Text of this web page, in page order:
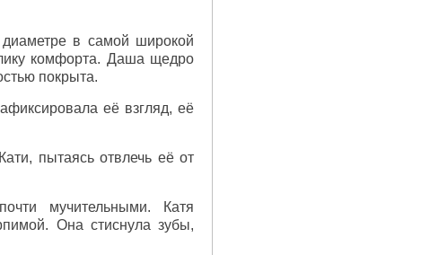
в самой широкой
комфорта. Даша щедро
покрыта.
её взгляд, её
пытаясь отвлечь её от
мучительными. Катя
Она стиснула зубы,